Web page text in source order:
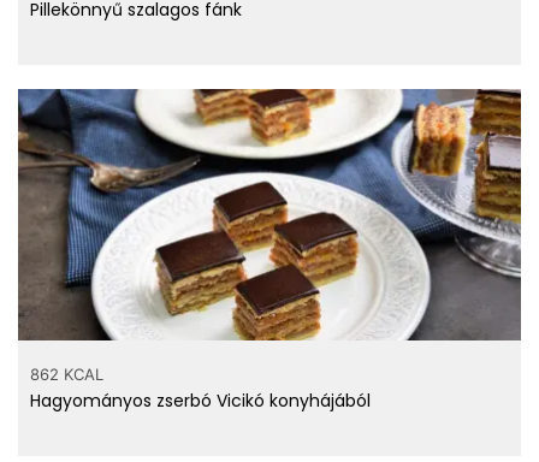
Pillekönnyű szalagos fánk
862 KCAL
Hagyományos zserbó Vicikó konyhájából